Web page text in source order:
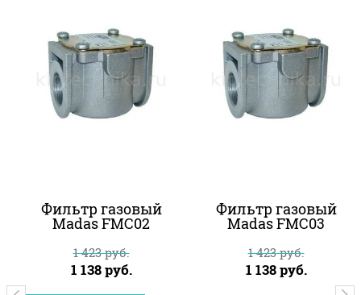
Фильтр газовый
Madas FMC02
1 423руб.
1 138руб.
Фильтр газовый
Madas FMC03
1 423руб.
1 138руб.